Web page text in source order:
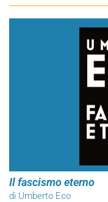
Il fascismo eterno
di Umberto Eco